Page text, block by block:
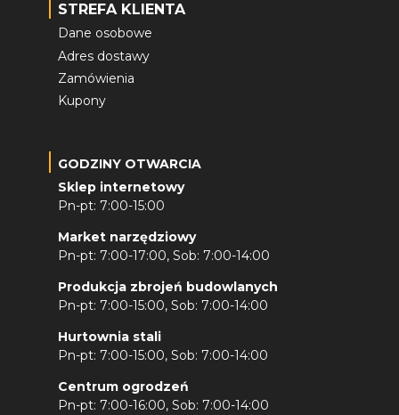
STREFA KLIENTA
Dane osobowe
Adres dostawy
Zamówienia
Kupony
GODZINY OTWARCIA
Sklep internetowy
Pn-pt: 7:00-15:00
Market narzędziowy
Pn-pt: 7:00-17:00, Sob: 7:00-14:00
Produkcja zbrojeń budowlanych
Pn-pt: 7:00-15:00, Sob: 7:00-14:00
Hurtownia stali
Pn-pt: 7:00-15:00, Sob: 7:00-14:00
Centrum ogrodzeń
Pn-pt: 7:00-16:00, Sob: 7:00-14:00